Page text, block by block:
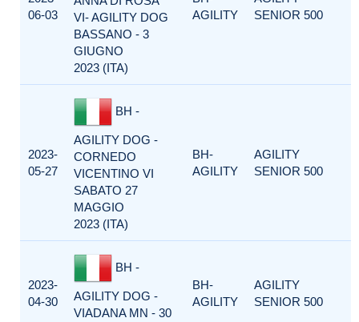
06-03
VI- AGILITY DOG
BASSANO - 3
GIUGNO
2023 (ITA)
AGILITY
SENIOR 500
2023-
05-27
BH -
AGILITY DOG -
CORNEDO
VICENTINO VI
SABATO 27
MAGGIO
2023 (ITA)
BH-
AGILITY
AGILITY
SENIOR 500
2023-
04-30
BH -
AGILITY DOG -
VIADANA MN - 30
BH-
AGILITY
AGILITY
SENIOR 500